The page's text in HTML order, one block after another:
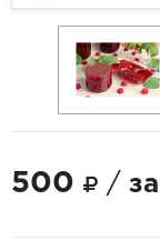
500 / за